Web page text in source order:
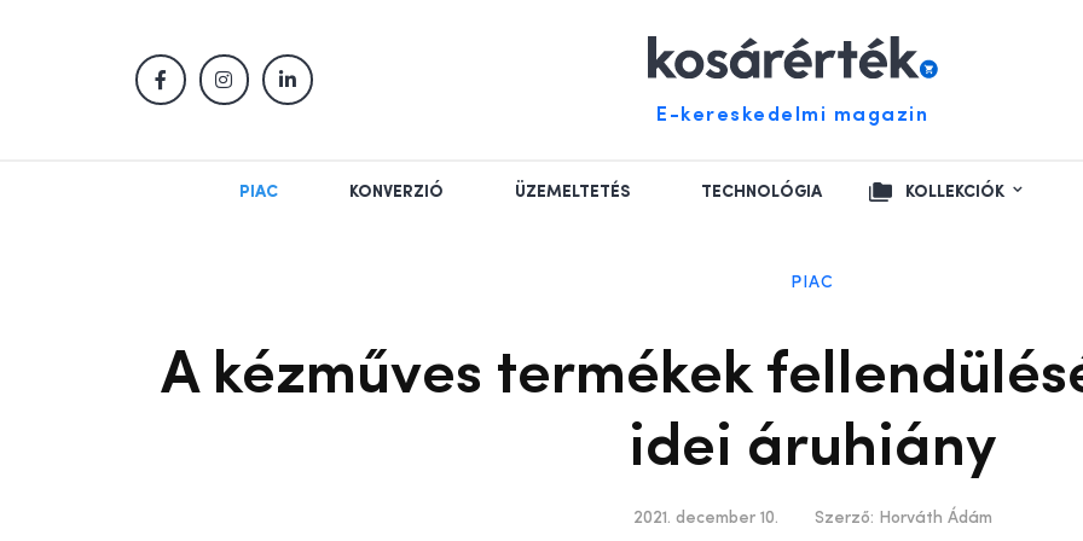
E-kereskedelmi magazin
PIAC KONVERZIÓ ÜZEMELTETÉS TECHNOLÓGIA KOLLEKCIÓK
PIAC
A kézműves termékek
idei áruhiány
2021. december 10. Szerző: Horváth Ádám